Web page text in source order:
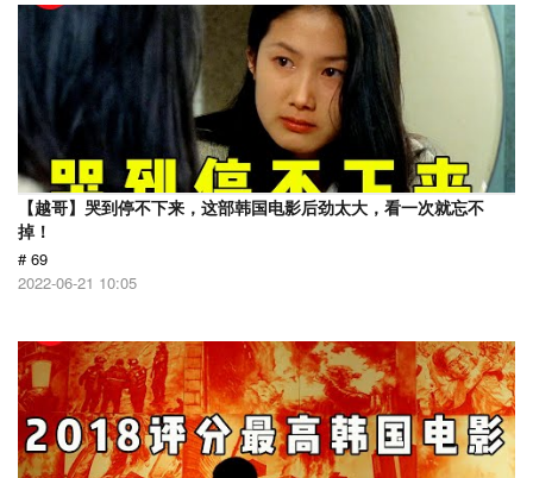
【越哥】哭到停不下来，这部韩国电影后劲太大，看一次就忘不
掉！
# 69
2022-06-21 10:05